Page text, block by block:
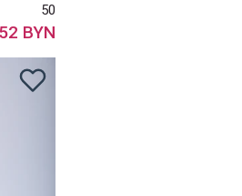
50
BYN